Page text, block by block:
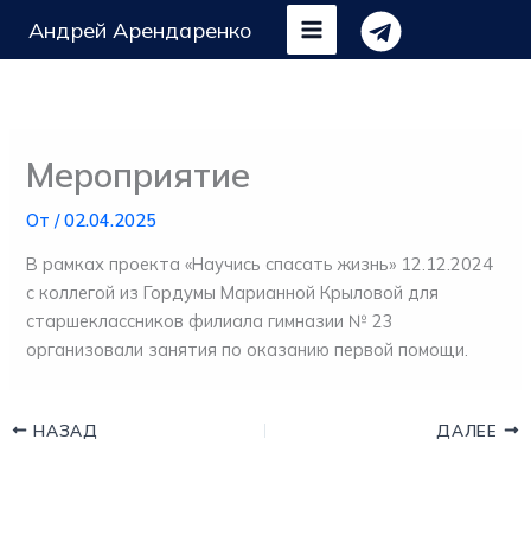
Андрей Арендаренко
Мероприятие
От/02.04.2025
В рамках проекта «Научись спасать жизнь» 12.12.2024
с коллегой из Гордумы Марианной Крыловой для
старшеклассников филиала гимназии № 23
организовали занятия по оказанию первой помощи.
НАЗАД ДАЛЕЕ